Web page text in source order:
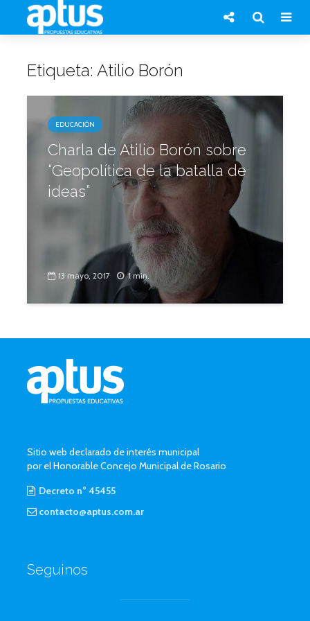
Etiqueta: Atilio Borón
EDUCACIÓN
Charla de Atilio Borón sobre
“Geopolítica de la batalla de
ideas”
13 mayo, 2017 1 min.
Sitio web declarado de interés municipal
por el Honorable Concejo Municipal de Rosario
Decreto n° 45455
contacto@aptus.com.ar
Seguinos